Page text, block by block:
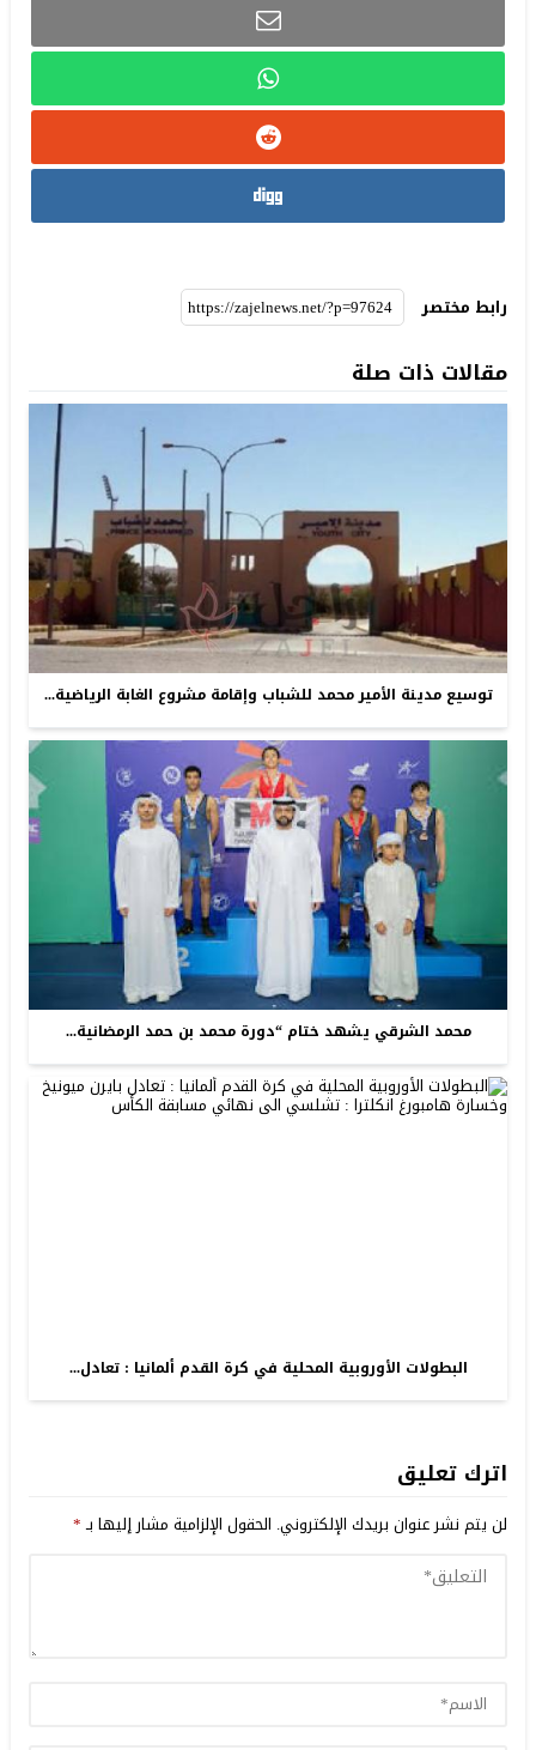
رابط مختصر
مقالات ذات صلة
توسيع مدينة الأمير محمد للشباب وإقامة مشروع الغابة الرياضية...
محمد الشرقي يشهد ختام “دورة محمد بن حمد الرمضانية...
البطولات الأوروبية المحلية في كرة القدم ألمانيا : تعادل...
اترك تعليق
لن يتم نشر عنوان بريدك الإلكتروني. الحقول الإلزامية مشار إليها بـ*